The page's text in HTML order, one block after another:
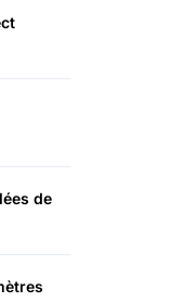
de